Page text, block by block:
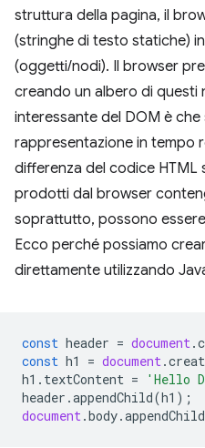
struttura della pagina, il
(stringhe di testo statiche)
(oggetti/nodi). Il browser
creando un albero di questi
interessante del DOM è
rappresentazione in tempo
differenza del codice HTML
prodotti dal browser
soprattutto, possono
Ecco perché possiamo
direttamente utilizzando
const header = document.
const h1 = document.
h1 . textContent = 'Hello
header .appendChild(h1 );
document.body.appendChild